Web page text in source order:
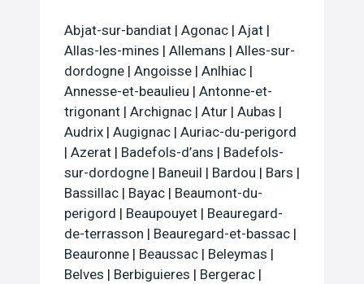
Abjat-sur-bandiat | Agonac | Ajat |
Allas-les-mines | Allemans | Alles-sur-
dordogne | Angoisse | Anlhiac |
Annesse-et-beaulieu | Antonne-et-
trigonant | Archignac | Atur | Aubas |
Audrix | Augignac | Auriac-du-perigord
| Azerat | Badefols-d’ans | Badefols-
sur-dordogne | Baneuil | Bardou | Bars |
Bassillac | Bayac | Beaumont-du-
perigord | Beaupouyet | Beauregard-
de-terrasson | Beauregard-et-bassac |
Beauronne | Beaussac | Beleymas |
Belves | Berbiguieres | Bergerac |